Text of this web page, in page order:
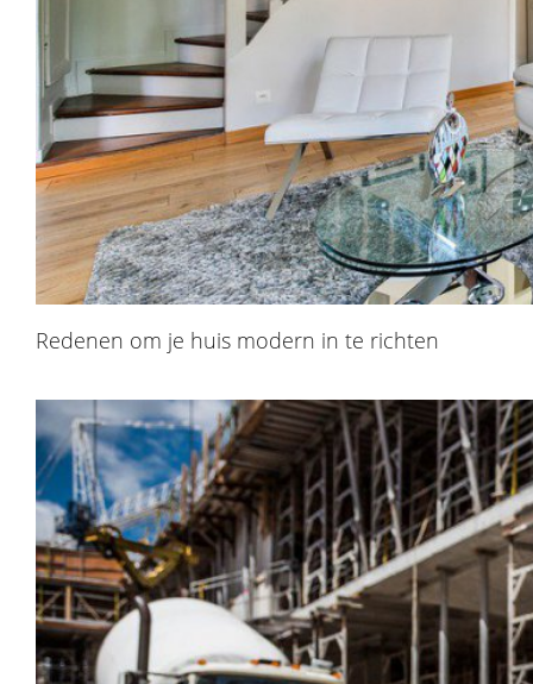
Redenen om je huis modern in te richten